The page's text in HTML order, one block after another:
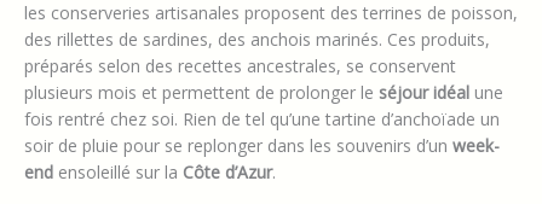
les conserveries artisanales proposent des terrines de poisson,
des rillettes de sardines, des anchois marinés. Ces produits,
préparés selon des recettes ancestrales, se conservent
plusieurs mois et permettent de prolonger le séjour idéal une
fois rentré chez soi. Rien de tel qu’une tartine d’anchoïade un
soir de pluie pour se replonger dans les souvenirs d’un week-
end ensoleillé sur la Côte d’Azur.